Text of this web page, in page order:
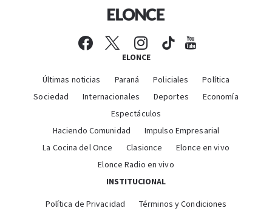
ELONCE
Últimas noticias Paraná Policiales
Política
Sociedad
Internacionales Deportes
Economía
Espectáculos
Haciendo Comunidad
Impulso Empresarial
La Cocina del Once
Clasionce
Elonce en vivo
Elonce Radio en vivo
INSTITUCIONAL
Política de Privacidad Términos y Condiciones